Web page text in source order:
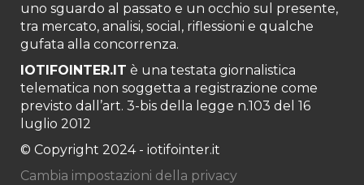
uno sguardo al passato e un occhio sul presente,
tra mercato, analisi, social, riflessioni e qualche
gufata alla concorrenza.
IOTIFOINTER.IT è una testata giornalistica
telematica non soggetta a registrazione come
previsto dall’art. 3-bis della legge n.103 del 16
luglio 2012
© Copyright 2024 - iotifointer.it
Cambia impostazioni della privacy